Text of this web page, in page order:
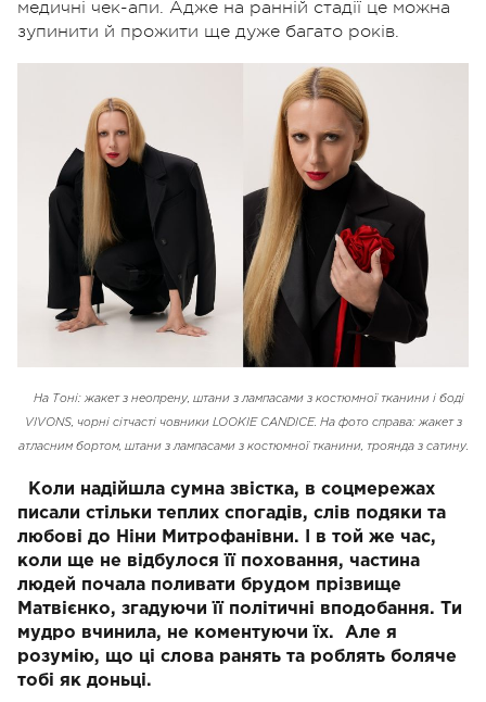
медичні чек-апи. Адже на ранній стадії це можна
зупинити й прожити ще дуже багато років.
На Тоні: жакет з неопрену, штани з лампасами з костюмної тканини і боді
VIVONS, чорні сітчасті човники LOOKIE CANDICE . На фото справа: жакет з
атласним бортом, штани з лампасами з костюмної тканини, троянда з сатину.
Коли надійшла сумна звістка, в соцмережах
писали стільки теплих спогадів, слів подяки та
любові до Ніни Митрофанівни. І в той же час,
коли ще не відбулося її поховання, частина
людей почала поливати брудом прізвище
Матвієнко, згадуючи її політичні вподобання. Ти
мудро вчинила, не коментуючи їх.
Але я
розумію, що ці слова ранять та роблять боляче
тобі як доньці.